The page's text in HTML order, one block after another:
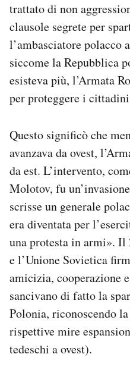
trattato di non
clausole segrete per
l’ambasciatore polacco
siccome la Repubblica
esisteva più, l’Armata
per proteggere i
Questo significò che
avanzava da ovest,
da est. L’intervento,
Molotov, fu
scrisse un generale
era diventata per
una protesta in armi». Il
e l’Unione Sovietica
amicizia, cooperazione
sancivano di fatto la
Polonia, riconoscendo
rispettive mire
tedeschi a ovest).